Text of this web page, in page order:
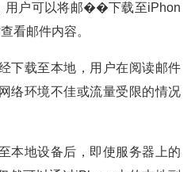
用户可以将邮��下载至iPhon
看邮件内容。
下载至本地，用户在阅读邮件
络环境不佳或流量受限的情况
本地设备后，即使服务器上的